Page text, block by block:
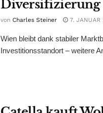
Diversifizierung
von Charles Steiner 7. JANUAR
Wien bleibt dank stabiler
Investitionsstandort – weitere